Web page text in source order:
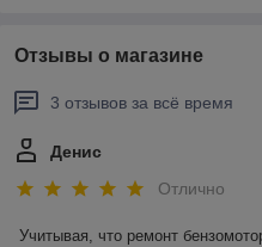
Отзывы о магазине
3 отзывов за всё время
Денис
Отлично
Учитывая, что ремонт